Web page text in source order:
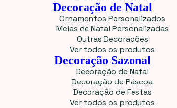
Decoração de Natal
Ornamentos Personalizados
Meias de Natal Personalizadas
Outras Decorações
Ver todos os produtos
Decoração Sazonal
Decoração de Natal
Decoração de Páscoa
Decoração de Festas
Ver todos os produtos